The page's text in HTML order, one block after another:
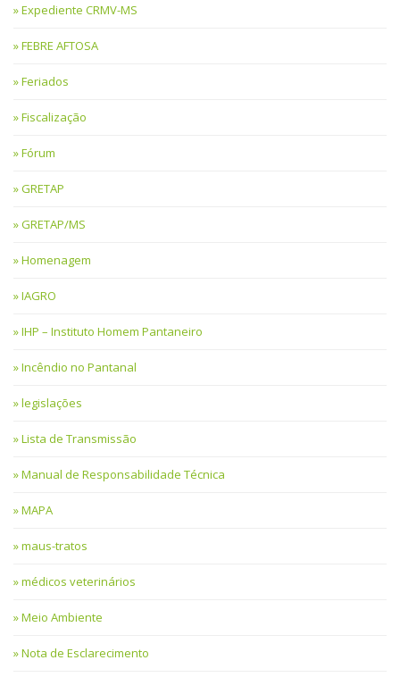
Expediente CRMV-MS
FEBRE AFTOSA
Feriados
Fiscalização
Fórum
GRETAP
GRETAP/MS
Homenagem
IAGRO
IHP – Instituto Homem Pantaneiro
Incêndio no Pantanal
legislações
Lista de Transmissão
Manual de Responsabilidade Técnica
MAPA
maus-tratos
médicos veterinários
Meio Ambiente
Nota de Esclarecimento